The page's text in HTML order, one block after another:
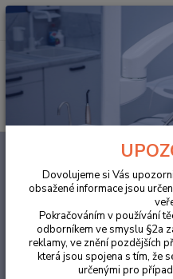
Dezinfekce
Dezinfekční
Dovolujeme si Vás
obsažené informace jsou
Pokračováním v používání
odborníkem ve smyslu §2a
reklamy, ve znění pozdějších
která jsou spojena s tím, že
určenými pro